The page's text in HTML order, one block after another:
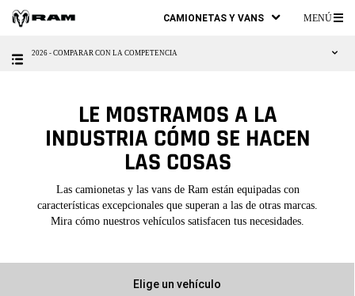
CAMIONETAS Y VANS MENÚ
2026 - COMPARAR CON LA COMPETENCIA
LE MOSTRAMOS A LA
INDUSTRIA CÓMO SE HACEN
LAS COSAS
Las camionetas y las vans de Ram están equipadas con
características excepcionales que superan a las de otras marcas.
Mira cómo nuestros vehículos satisfacen tus necesidades.
Elige un vehículo